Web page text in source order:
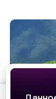
АО